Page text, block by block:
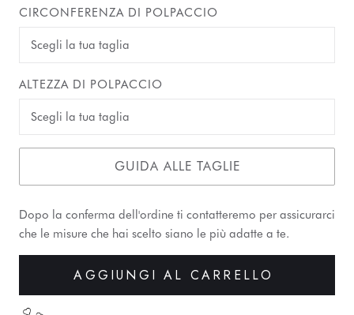
CIRCONFERENZA DI POLPACCIO
ALTEZZA DI POLPACCIO
GUIDA ALLE TAGLIE
Dopo la conferma dell'ordine ti contatteremo per assicurarci
che le misure che hai scelto siano le più adatte a te.
AGGIUNGI AL CARRELLO